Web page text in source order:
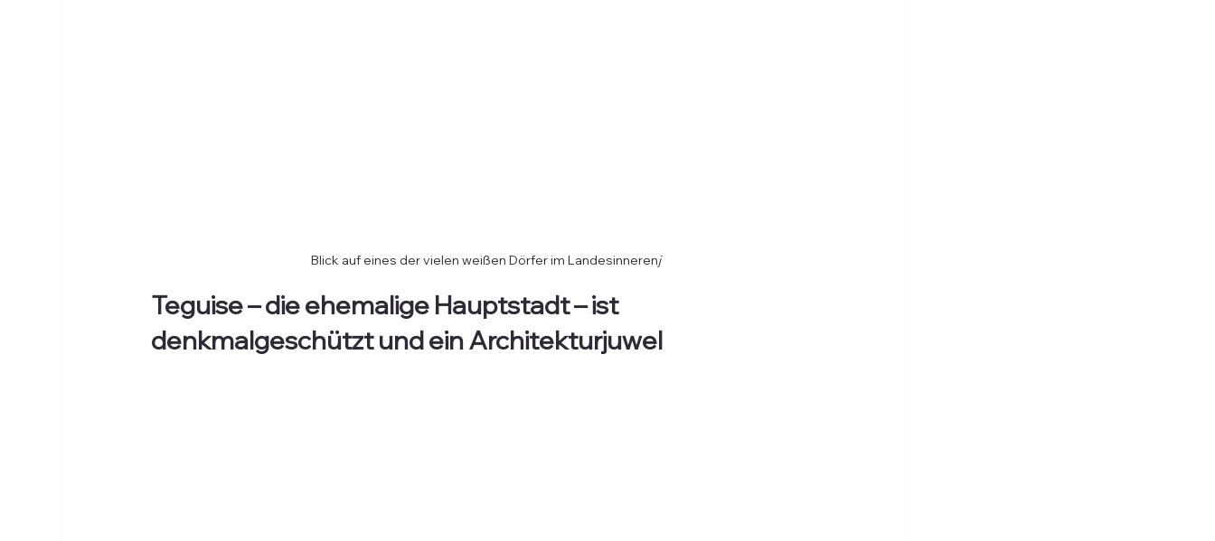
Blick auf eines der vielen weißen Dörfer im Landesinnerenj
Teguise – die ehemalige Hauptstadt – ist
denkmalgeschützt und ein Architekturjuwel